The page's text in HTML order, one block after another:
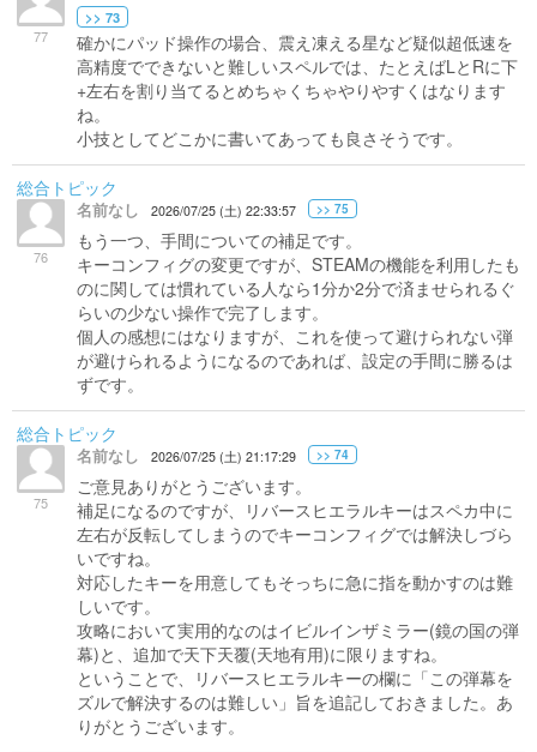
77
>> 73
確かにパッド操作の場合、震え凍える星など疑似超低速を
高精度でできないと難しいスペルでは、たとえばLとRに下
+左右を割り当てるとめちゃくちゃやりやすくはなります
ね。
小技としてどこかに書いてあっても良さそうです。
総合トピック
76
名前なし 2026/07/25 (土) 22:33:57 >> 75
もう一つ、手間についての補足です。
キーコンフィグの変更ですが、STEAMの機能を利用したも
のに関しては慣れている人なら1分か2分で済ませられるぐ
らいの少ない操作で完了します。
個人の感想にはなりますが、これを使って避けられない弾
が避けられるようになるのであれば、設定の手間に勝るは
ずです。
総合トピック
75
名前なし 2026/07/25 (土) 21:17:29 >> 74
ご意見ありがとうございます。
補足になるのですが、リバースヒエラルキーはスペカ中に
左右が反転してしまうのでキーコンフィグでは解決しづら
いですね。
対応したキーを用意してもそっちに急に指を動かすのは難
しいです。
攻略において実用的なのはイビルインザミラー(鏡の国の弾
幕)と、追加で天下天覆(天地有用)に限りますね。
ということで、リバースヒエラルキーの欄に「この弾幕を
ズルで解決するのは難しい」旨を追記しておきました。あ
りがとうございます。